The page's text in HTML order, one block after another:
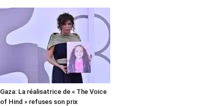
Gaza: La réalisatrice de « The Voice
of Hind » refuses son prix